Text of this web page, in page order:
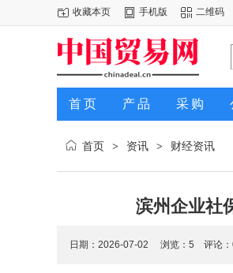
收藏本页 手机版 二维码
首页 产品 采购
首页 > 资讯 > 财经资讯
滨州企业社
日期：2026-07-02 浏览： 5 评论